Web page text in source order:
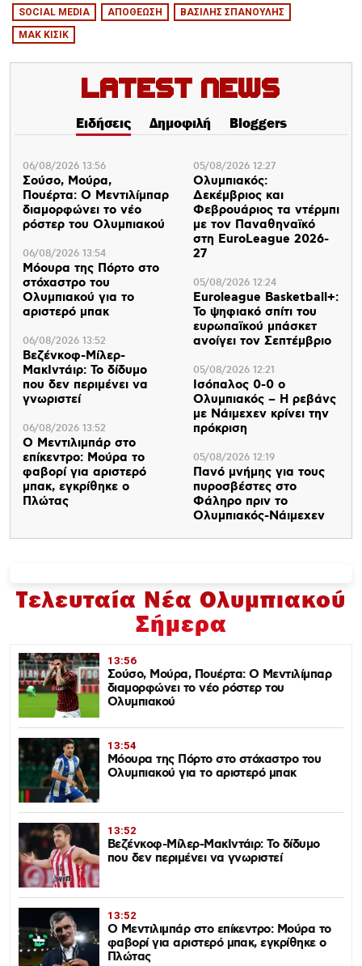
SOCIAL MEDIA ΑΠΟΘΕΩΣΗ
ΒΑΣΙΛΗΣ ΣΠΑΝΟΥΛΗΣ
ΜΑΚ ΚΙΣΙΚ
Latest News
Ειδήσεις Δημοφιλή Bloggers
06/08/2026 13:56
Σούσο, Μούρα,
Πουέρτα: Ο Μεντιλίμπαρ
διαμορφώνει το νέο
ρόστερ του Ολυμπιακού
06/08/2026 13:54
Μόουρα της Πόρτο στο
στόχαστρο του
Ολυμπιακού για το
αριστερό μπακ
06/08/2026 13:52
Βεζένκοφ-Μίλερ-
ΜακΙντάιρ: Το δίδυμο
που δεν περιμένει να
γνωριστεί
06/08/2026 13:52
Ο Μεντιλιμπάρ στο
επίκεντρο: Μούρα το
φαβορί για αριστερό
μπακ, εγκρίθηκε ο
Πλώτας
05/08/2026 12:27
Ολυμπιακός:
Δεκέμβριος και
Φεβρουάριος τα ντέρμπι
με τον Παναθηναϊκό
στη EuroLeague 2026-
27
05/08/2026 12:24
Euroleague Basketball+:
Το ψηφιακό σπίτι του
ευρωπαϊκού μπάσκετ
ανοίγει τον Σεπτέμβριο
05/08/2026 12:21
Ισόπαλος 0-0 ο
Ολυμπιακός – Η ρεβάνς
με Νάιμεχεν κρίνει την
πρόκριση
05/08/2026 12:19
Πανό μνήμης για τους
πυροσβέστες στο
Φάληρο πριν το
Ολυμπιακός-Νάιμεχεν
Τελευταία Νέα Ολυμπιακού
Σήμερα
13:56
Σούσο, Μούρα, Πουέρτα: Ο Μεντιλίμπαρ
διαμορφώνει το νέο ρόστερ του
Ολυμπιακού
13:54
Μόουρα της Πόρτο στο στόχαστρο του
Ολυμπιακού για το αριστερό μπακ
13:52
Βεζένκοφ-Μίλερ-ΜακΙντάιρ: Το δίδυμο
που δεν περιμένει να γνωριστεί
13:52
Ο Μεντιλιμπάρ στο επίκεντρο: Μούρα το
φαβορί για αριστερό μπακ, εγκρίθηκε ο
Πλώτας